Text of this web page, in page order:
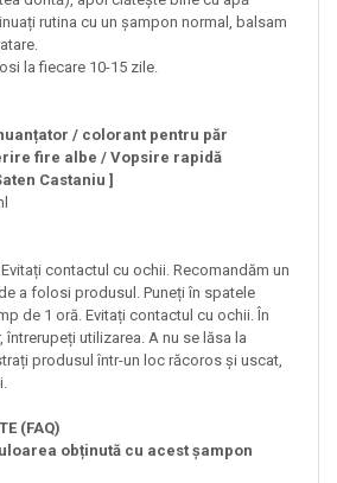
rutina cu un șampon normal, balsam
la fiecare 10-15 zile.
/ colorant pentru păr
fire albe / Vopsire rapidă
Castaniu ]
contactul cu ochii. Recomandăm un
a folosi produsul. Puneți în spatele
de 1 oră. Evitați contactul cu ochii. În
utilizarea. A nu se lăsa la
produsul într-un loc răcoros și uscat,
(FAQ)
obținută cu acest șampon